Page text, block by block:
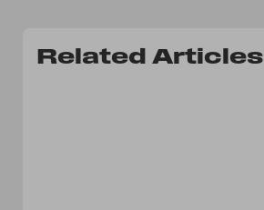
Related Articles